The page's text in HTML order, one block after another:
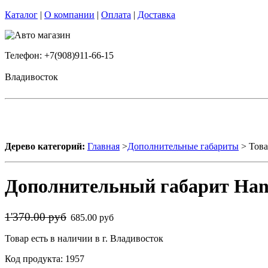
Каталог | О компании | Оплата | Доставка
Телефон: +7(908)911-66-15
Владивосток
Дерево категорий: Главная >Дополнительные габариты >
Дополнительный габарит
1'370.00 руб 685.00 руб
Товар есть в наличии в г. Владивосток
Код продукта: 1957